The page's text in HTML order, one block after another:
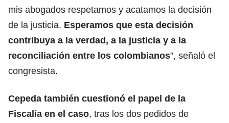
mis abogados respetamos y acatamos la decisión
de la justicia. Esperamos que esta decisión
contribuya a la verdad, a la justicia y a la
reconciliación entre los colombianos”, señaló el
congresista.
Cepeda también cuestionó el papel de la
Fiscalía en el caso, tras los dos pedidos de